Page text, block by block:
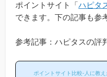
ポイントサイト「 ハピタ
できます。下の記事も参
参考記事：ハピタスの評
ポイントサイト比較-人に教